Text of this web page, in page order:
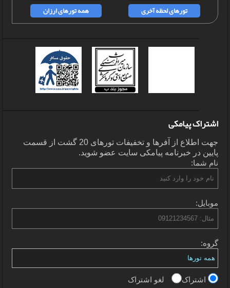
تورهای لحظه آخری
همه تورهای ارزان
اشتراک پیامکی
جهت اطلاع از آفرها و تخفیفات تورهای 20 گشت از قسمت
پایین در خبرنامه پیامکی سایت عضو شوید.
نام شما:
موبایل:
گروه:
اشتراک لغو اشتراک